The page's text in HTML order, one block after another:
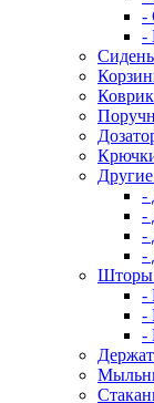
-
-
-
-
-
-
Шторы
-
-
-